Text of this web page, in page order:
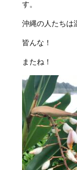
す。
沖縄の人たちは
皆んな！
またね！